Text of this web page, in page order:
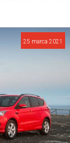
25 marca 2021